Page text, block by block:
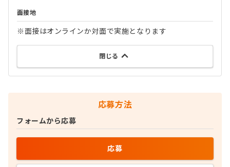
面接地
※面接はオンラインか対面で実施となります
閉じる
応募方法
フォームから応募
応募